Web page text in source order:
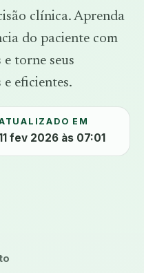
clínica. Aprenda
do paciente com
torne seus
eficientes.
EM
fev 2026 às 07:01